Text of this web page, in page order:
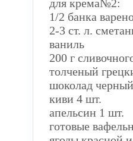
для крема№2:
1/2 банка
2-3 ст. л.
ваниль
200 г
толченый
шоколад
киви 4 шт.
апельсин 1 шт.
готовые